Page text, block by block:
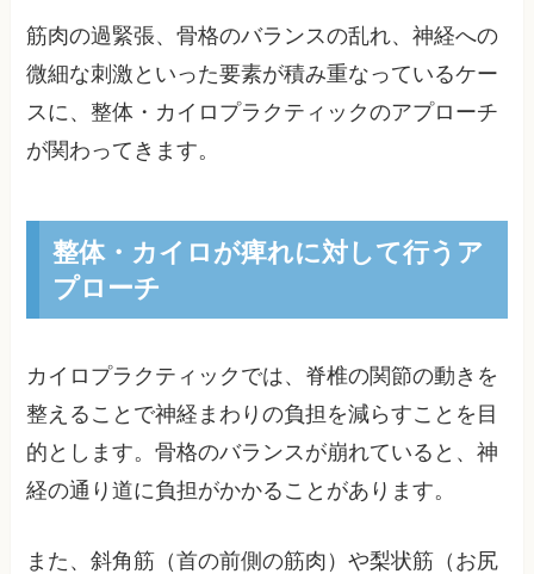
筋肉の過緊張、骨格のバランスの乱れ、神経への
微細な刺激といった要素が積み重なっているケー
スに、整体・カイロプラクティックのアプローチ
が関わってきます。
整体・カイロが痺れに対して行うア
プローチ
カイロプラクティックでは、脊椎の関節の動きを
整えることで神経まわりの負担を減らすことを目
的とします。骨格のバランスが崩れていると、神
経の通り道に負担がかかることがあります。
また、斜角筋（首の前側の筋肉）や梨状筋（お尻